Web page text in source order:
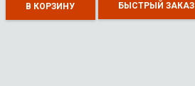
В КОРЗИНУ БЫСТРЫЙ ЗАКАЗ